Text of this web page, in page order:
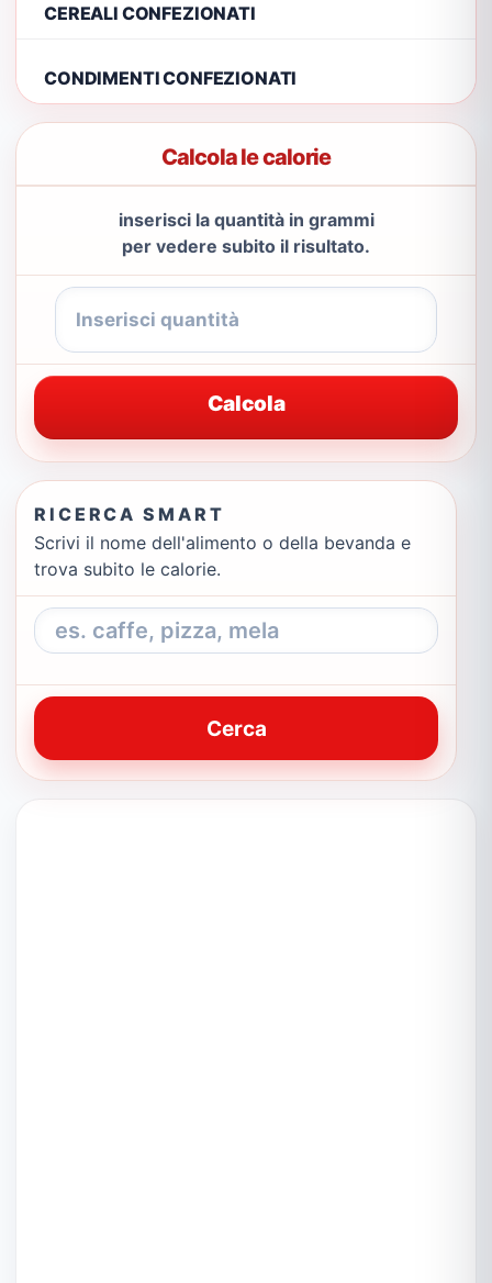
CEREALI CONFEZIONATI
CONDIMENTI CONFEZIONATI
Calcola le calorie
inserisci la quantità in grammi
per vedere subito il risultato.
Calcola
RICERCA SMART
Scrivi il nome dell'alimento o della bevanda e
trova subito le calorie.
Cerca